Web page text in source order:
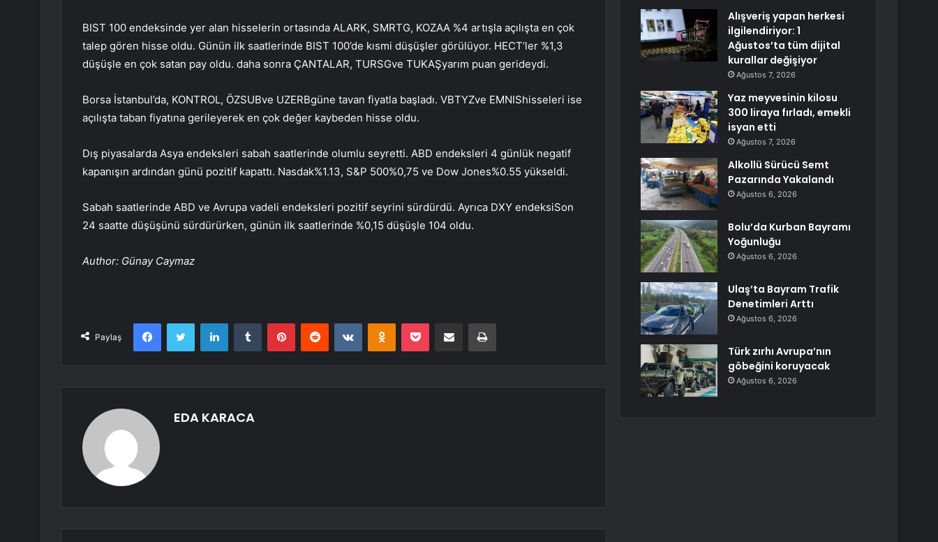
BIST 100 endeksinde yer alan hisselerin ortasında ALARK, SMRTG, KOZAA %4 artışla açılışta en çok
talep gören hisse oldu. Günün ilk saatlerinde BIST 100’de kısmi düşüşler görülüyor. HECT’ler %1,3
düşüşle en çok satan pay oldu. daha sonra ÇANTALAR, TURSGve TUKAŞyarım puan gerideydi.
Borsa İstanbul’da, KONTROL, ÖZSUBve UZERBgüne tavan fiyatla başladı. VBTYZve EMNIShisseleri ise
açılışta taban fiyatına gerileyerek en çok değer kaybeden hisse oldu.
Dış piyasalarda Asya endeksleri sabah saatlerinde olumlu seyretti. ABD endeksleri 4 günlük negatif
kapanışın ardından günü pozitif kapattı. Nasdak%1.13, S&P 500%0,75 ve Dow Jones%0.55 yükseldi.
Sabah saatlerinde ABD ve Avrupa vadeli endeksleri pozitif seyrini sürdürdü. Ayrıca DXY endeksiSon
24 saatte düşüşünü sürdürürken, günün ilk saatlerinde %0,15 düşüşle 104 oldu.
Author: Günay Caymaz
Paylaş
FacebookTwitter LinkedInTumblr PinterestReddit VKontakteOdnoklassniki
Pocket E-Posta ile paylaş Yazdır
EDA KARACA
Alışveriş yapan herkesi
ilgilendiriyor: 1
Ağustos’ta tüm dijital
kurallar değişiyor
Ağustos 7, 2026
Yaz meyvesinin kilosu
300 liraya fırladı, emekli
isyan etti
Ağustos 7, 2026
Alkollü Sürücü Semt
Pazarında Yakalandı
Ağustos 6, 2026
Bolu’da Kurban Bayramı
Yoğunluğu
Ağustos 6, 2026
Ulaş’ta Bayram Trafik
Denetimleri Arttı
Ağustos 6, 2026
Türk zırhı Avrupa’nın
göbeğini koruyacak
Ağustos 6, 2026